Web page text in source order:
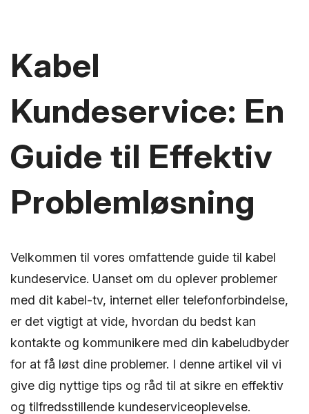
Kabel
Kundeservice: En
Guide til Effektiv
Problemløsning
Velkommen til vores omfattende guide til kabel
kundeservice. Uanset om du oplever problemer
med dit kabel-tv, internet eller telefonforbindelse,
er det vigtigt at vide, hvordan du bedst kan
kontakte og kommunikere med din kabeludbyder
for at få løst dine problemer. I denne artikel vil vi
give dig nyttige tips og råd til at sikre en effektiv
og tilfredsstillende kundeserviceoplevelse.